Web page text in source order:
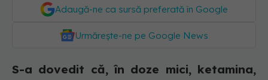
Adaugă-ne ca sursă preferată în Google
Urmărește-ne pe Google News
S-a dovedit că, în doze mici, ketamina,